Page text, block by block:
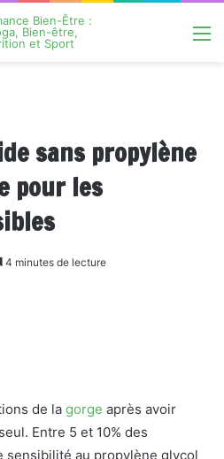
sans propylène
pour les
4 minutes de lecture
de la gorge après avoir
Entre 5 et 10% des
sensibilité au propylène glycol